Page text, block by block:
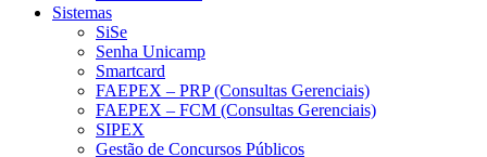
Sistemas
SiSe
Senha Unicamp
Smartcard
FAEPEX – PRP (Consultas Gerenciais)
FAEPEX – FCM (Consultas Gerenciais)
SIPEX
Gestão de Concursos Públicos